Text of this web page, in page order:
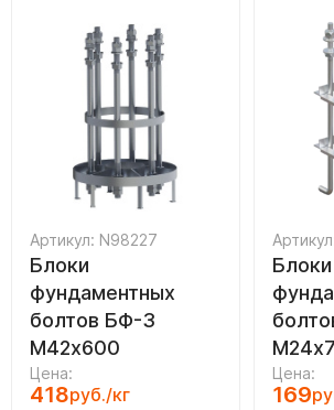
Артикул: N98227
Блоки
фундаментных
болтов БФ-3
М42х600
Цена:
418руб./кг
Блоки
Цена:
169